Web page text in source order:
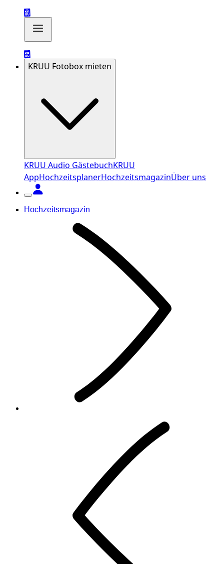
KRUU Fotobox mieten
KRUU Audio GästebuchKRUU
AppHochzeitsplanerHochzeitsmagazinÜber uns
Hochzeitsmagazin